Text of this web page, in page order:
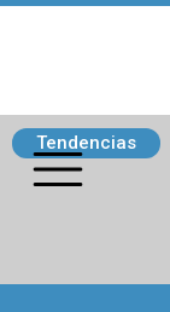
Tendencias